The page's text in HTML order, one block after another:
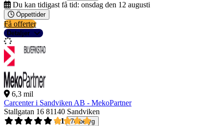
Du kan tidigast få tid: onsdag den 12 augusti
Öppettider
Få offerter
Detaljer
6,3 mil
Carcenter i Sandviken AB - MekoPartner
Stallgatan 16 81140 Sandviken
4,1
74 betyg